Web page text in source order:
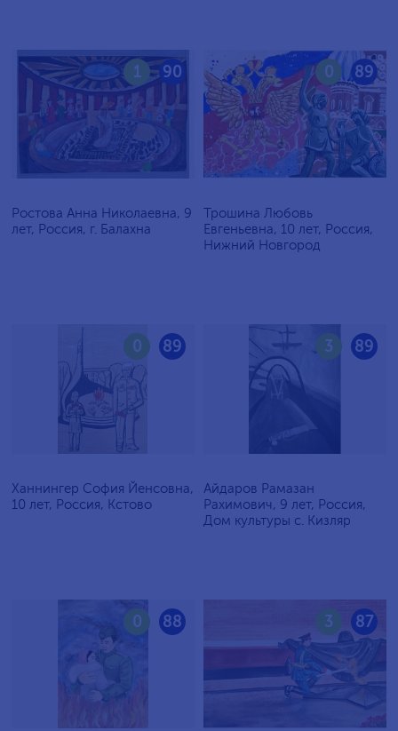
90
1
Ростова Анна Николаевна, 9
лет, Россия, г. Балахна
89
0
Трошина Любовь
Евгеньевна, 10 лет, Россия,
Нижний Новгород
89
0
Ханнингер София Йенсовна,
10 лет, Россия, Кстово
89
3
Айдаров Рамазан
Рахимович, 9 лет, Россия,
Дом культуры с. Кизляр
88
0 87
3